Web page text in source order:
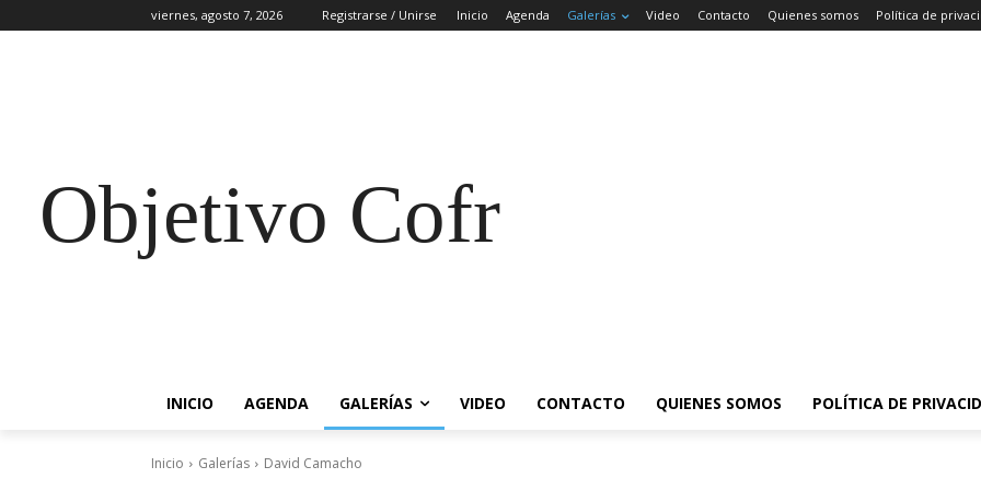
viernes, agosto 7, 2026 Registrarse / Unirse Inicio Agenda Galerías Video Contacto Quienes somos Política de
Objetivo Cofrade
INICIO AGENDA GALERÍAS VIDEO CONTACTO QUIENES SOMOS POLÍTICA DE
Inicio Galerías David Camacho